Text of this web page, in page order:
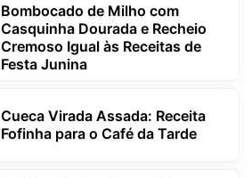
Bombocado de Milho com
Casquinha Dourada e Recheio
Cremoso Igual às Receitas de
Festa Junina
Cueca Virada Assada: Receita
Fofinha para o Café da Tarde